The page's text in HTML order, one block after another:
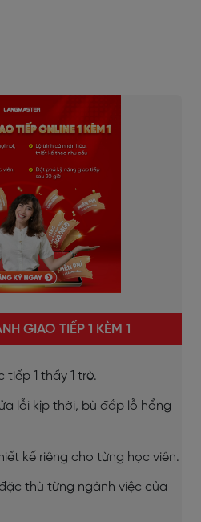
GIAO TIẾP 1 KÈM 1
1 thầy 1 trò.
lỗi kịp thời, bù đắp lỗ hổng
kế riêng cho từng học viên.
thù từng ngành việc của